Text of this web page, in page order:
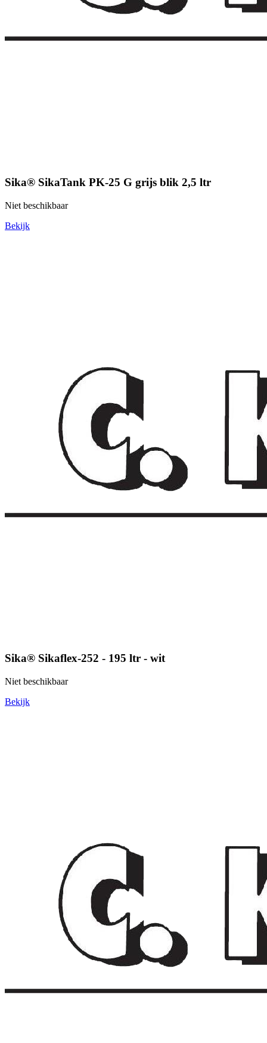
Sika® SikaTank PK-25 G grijs blik 2,5 ltr
Niet beschikbaar
Bekijk
Sika® Sikaflex-252 - 195 ltr - wit
Niet beschikbaar
Bekijk